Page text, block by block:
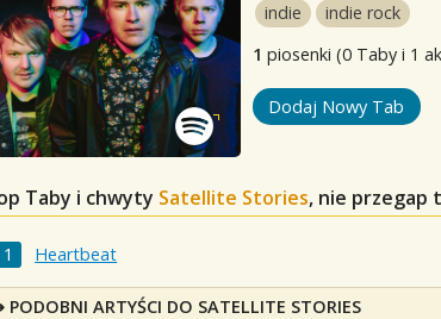
indie
indie rock
1 piosenki (0 Taby i 1
Dodaj Nowy Tab
Taby i chwyty Satellite Stories, nie przegap
Heartbeat
PODOBNI ARTYŚCI DO SATELLITE STORIES